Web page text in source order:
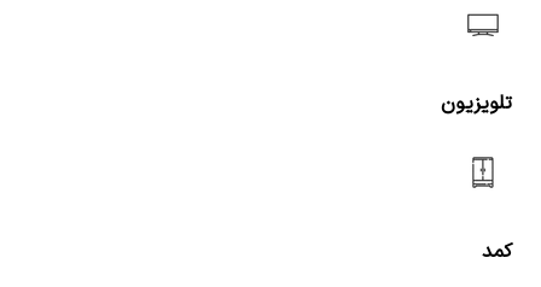
تلویزیون
کمد